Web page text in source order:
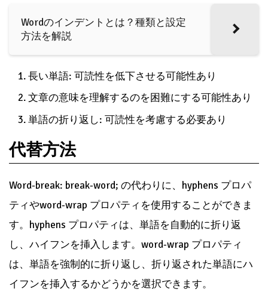
Wordのインデントとは？種類と設定
方法を解説
長い単語: 可読性を低下させる可能性あり
文章の意味を理解するのを困難にする可能性あり
単語の折り返し: 可読性を考慮する必要あり
代替方法
Word-break: break-word; の代わりに、hyphens プロパ
ティやword-wrap プロパティを使用することができま
す。hyphens プロパティは、単語を自動的に折り返
し、ハイフンを挿入します。word-wrap プロパティ
は、単語を強制的に折り返し、折り返された単語にハ
イフンを挿入するかどうかを選択できます。